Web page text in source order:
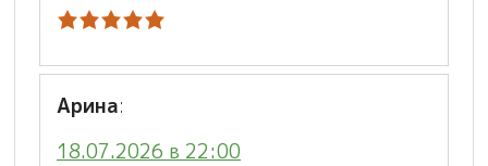
Арина:
18.07.2026 в 22:00